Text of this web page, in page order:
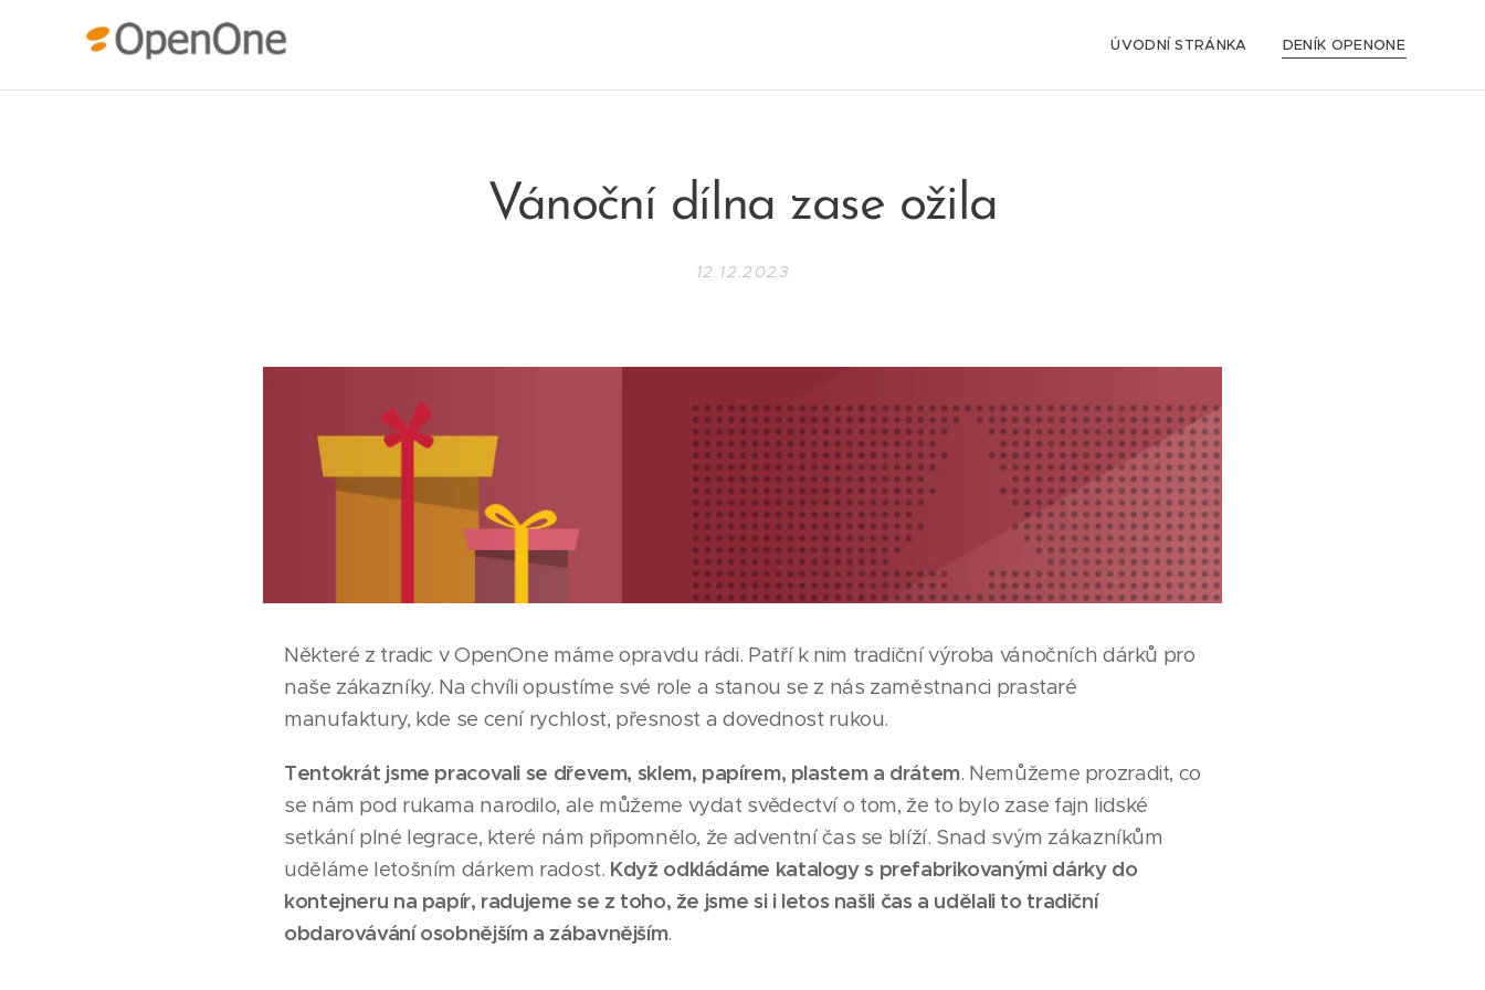
ÚVODNÍ STRÁNKA DENÍK OPENONE
Vánoční dílna zase ožila
12.12.2023
Některé z tradic v OpenOne máme opravdu rádi. Patří k nim tradiční výroba vánočních dárků pro
naše zákazníky. Na chvíli opustíme své role a stanou se z nás zaměstnanci prastaré
manufaktury, kde se cení rychlost, přesnost a dovednost rukou.
Tentokrát jsme pracovali se dřevem, sklem, papírem, plastem a drátem. Nemůžeme prozradit, co
se nám pod rukama narodilo, ale můžeme vydat svědectví o tom, že to bylo zase fajn lidské
setkání plné legrace, které nám připomnělo, že adventní čas se blíží. Snad svým zákazníkům
uděláme letošním dárkem radost. Když odkládáme katalogy s prefabrikovanými dárky do
kontejneru na papír, radujeme se z toho, že jsme si i letos našli čas a udělali to tradiční
obdarovávání osobnějším a zábavnějším.